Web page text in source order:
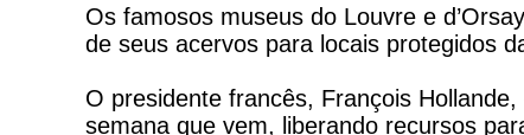
Os famosos museus do Louvre e
de seus acervos para locais protegidos
O presidente francês, François
semana que vem, liberando recursos